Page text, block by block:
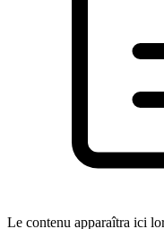
Le contenu apparaîtra ici